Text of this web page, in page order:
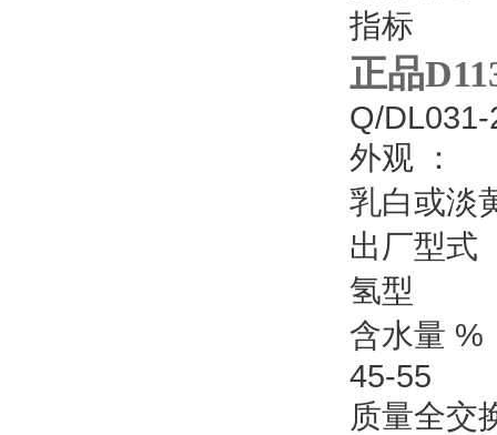
指标
正品
Q/DL031-
外观 ：
乳白或淡
出厂型式
氢型
含水量 %
45-55
质量全交